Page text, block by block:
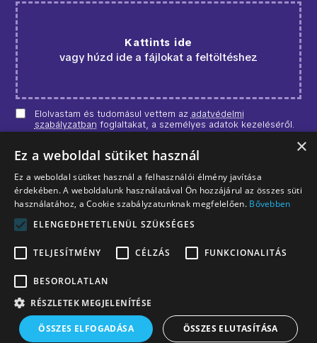
Kattints ide
vagy húzd ide a fájlokat a feltöltéshez
Elolvastam és tudomásul vettem az adatvédelmi
szabályzatban foglaltakat, a személyes adatok kezeléséről.
JELENTKEZÉS ELKÜLDÉSE
Copyright © 2011-2026 Vieeye Online Marketing Kft.
×
Ez a weboldal sütiket használ
Ez a weboldal sütiket használ a felhasználói élmény javítása
érdekében. A weboldalunk használatával Ön hozzájárul az összes süti
használatához, a Cookie szabályzatunknak megfelelően. Bővebben
ELENGEDHETETLENÜL SZÜKSÉGES
TELJESÍTMÉNY CÉLZÁS FUNKCIONALITÁS
BESOROLATLAN
RÉSZLETEK MEGJELENÍTÉSE
ÖSSZES ELFOGADÁSA ÖSSZES ELUTASÍTÁSA